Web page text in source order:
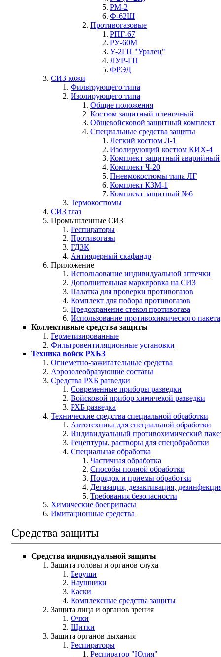
РМ-2
Ф-62Ш
Противогазовые
РПГ-67
РУ-60М
У-2ГП "Уралец"
ЛУР-ГП
ФРЭД
СИЗ кожи
Фильтрующего типа
Изолирующего типа
Общие положения
Костюм защитный пленочный
Общевойсковой защитный комплект
Специальные средства защиты
Легкий костюм Л-1
Изолирующий костюм КИХ-4
Комплект защитный аварийный
Комплект Ч-20
Пневмокостюмы типа ЛГ
Комплект КЗМ-1
Комплект защитный №6
Термокостюмы
СИЗ глаз
Промышленные СИЗ
Респираторы
Противогазы
ГДЗК
Антиядерный скафандр
Приложение
Использование индивидуальной аптечки
Дополнительная маркировка на СИЗ
Палатка для проверки противогазов
Комплект для побора противогазов
Предохранение стекол противогаза
Использование противохимического пакета
Коллективные средства защиты
Герметизированные
Фильтровентиляционные установки
Техника войск РХБЗ
Огнеметно-зажигательные средства
Аэрозолеобразующие составы
Средства РХБ разведки
Современные приборы разведки
Войсковой прибор химичекой разведки
РХБ разведка
Технические средства специальной обработки
Автотехника для специальной обработки
Индивидуальный противохимический
Рецептуры, растворы для спецобработки
Специальная обработка
Частичная обработка
Способы полной обработки
Порядок и приемы обработки
Дегазация, дезактивация,
Требования безопасности
Химические боеприпасы
Имитационные средства
Средства защиты
Средства индивидуальной защиты
Защита головы и органов слуха
Беруши
Наушники
Каски
Комплексные средства защиты
Защита лица и органов зрения
Очки
Щитки
Защита органов дыхания
Респираторы
Респиратор "Юлия"